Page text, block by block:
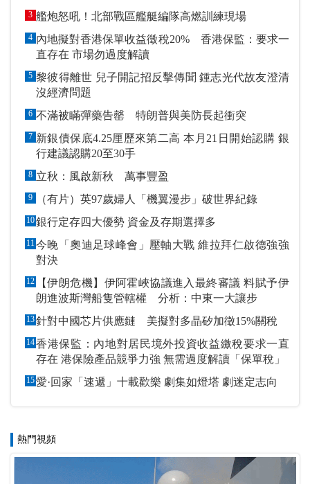
3 艦炮怒吼！北部戰區艦艇編隊高燃訓練現場
4 內地擬對香港保單收益徵稅20% 香港保監：要求一
直存在 市場勿過度解讀
5 黎彼得離世 兒子開記招反擊傳聞 鍾志光代故友澄清
沒經濟問題
6 不滿被瞞彈藥告罄 特朗普與美防長起衝突
7 新銀債保底4.25厘歷來第二高 本月21日開始認購 銀
行建議認購20至30手
8 立秋：風啟新秋 萬事豐盈
9 （有片）英97歲婦人「機翼漫步」破世界紀錄
10 銀行定存四大優勢 資金及存期選擇多
11 今晚「奧迪足球峰會」壓軸大戰 維拉拜仁啟德強強
對決
12
【伊朗危機】伊阿霍峽協議進入最終審議 料賦予伊
朗進波斯灣船隻管轄權 分析：中東一大讓步
13針對中國芯片供應鏈 美擬對多晶矽加徵15%關稅
14香港保監：內地對居民境外投資收益繳稅要求一直
存在 港保險產品競爭力強 無需過度解讀「保單稅」
15 愛·回家「速遞」十載歡樂 劇集如燈塔 劇迷定志向
熱門視頻